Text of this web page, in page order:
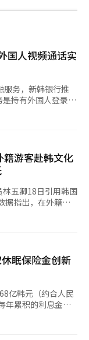
国人视频通话实
服务，新韩银行推
持有外国人登录证
）开设账户
需要直接访问营业
程。并且，该服务
。 此外，自今年6
开户和办理借记卡
进一步提升外籍客
的服务能够帮助外
将继续努力优化外
认证服务“。【图
籍游客赴韩文化
五卿18日引用韩国
据指出，在外籍游
址”与“参观博物
45.3%，参观博物
年，赴韩游客的
73.2%，感受自然
或展览馆23.3%。
93.4%上升到2023
度为96.7%，参观
观古宫或历史遗址
眠保险金创新
亿韩元（约合人民
年累积的利息金额